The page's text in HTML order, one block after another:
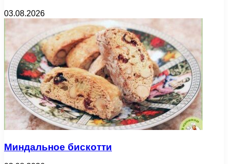
03.08.2026
Миндальное бискотти